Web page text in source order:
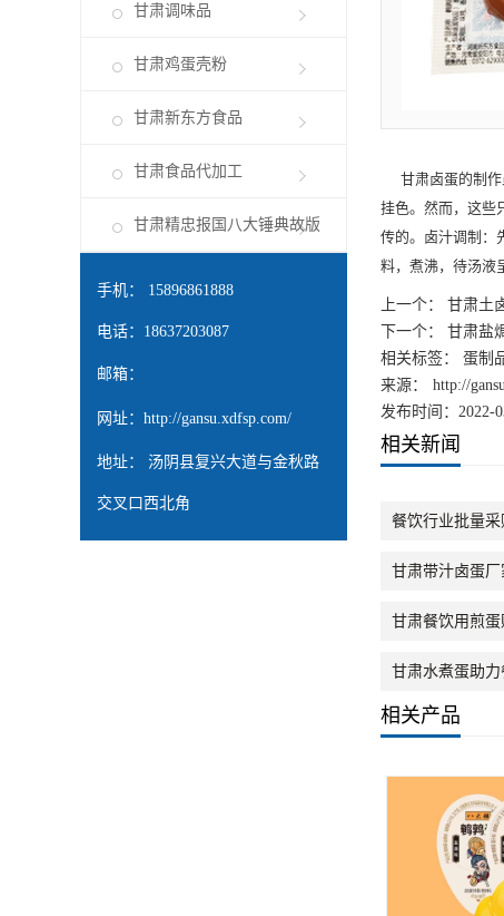
甘肃调味品
甘肃鸡蛋壳粉
甘肃新东方食品
甘肃食品代加工
甘肃精忠报国八大锤典故版
手机： 15896861888
电话：18637203087
邮箱：
网址： http://gansu.xdfsp.com/
地址： 汤阴县复兴大道与金秋路
交叉口西北角
甘肃卤蛋的制
挂色。然而，这些
传的。卤汁调制：
料，煮沸，待汤液
上一个：
甘肃土
下一个：
甘肃盐
相关标签： 蛋制
来源：
http://
发布时间：2022-
相关新闻
餐饮行业批量
甘肃带汁卤蛋
甘肃餐饮用煎
甘肃水煮蛋助
相关产品